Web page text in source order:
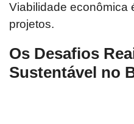
Viabilidade econômica
projetos.
Os Desafios
Sustentável no